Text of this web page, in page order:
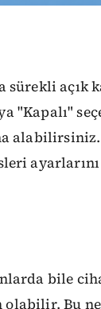
açık
"Kapalı"
ayarlarını
bile
olabilir. Bu